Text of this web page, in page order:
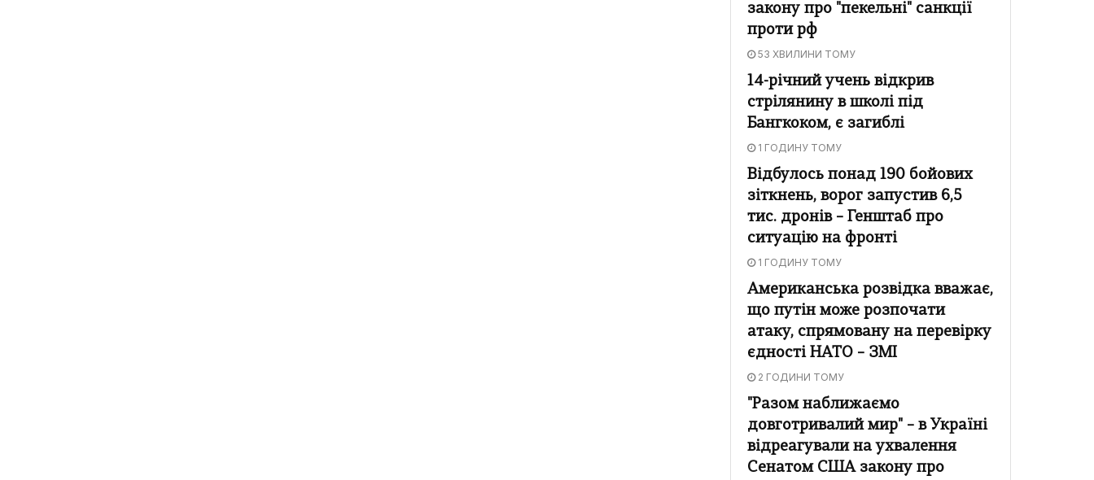
закону про "пекельні" санкції
проти рф
53 ХВИЛИНИ ТОМУ
14-річний учень відкрив
стрілянину в школі під
Бангкоком, є загиблі
1 ГОДИНУ ТОМУ
Відбулось понад 190 бойових
зіткнень, ворог запустив 6,5
тис. дронів – Генштаб про
ситуацію на фронті
1 ГОДИНУ ТОМУ
Американська розвідка вважає,
що путін може розпочати
атаку, спрямовану на перевірку
єдності НАТО – ЗМІ
2 ГОДИНИ ТОМУ
"Разом наближаємо
довготривалий мир" – в Україні
відреагували на ухвалення
Сенатом США закону про